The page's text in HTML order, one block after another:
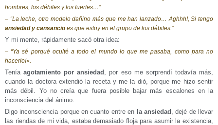
hombres, los débiles y los fuertes…”.
– “La leche, otro modelo dañino más que me han lanzado… Aghhh!, Si tengo
ansiedad y cansancio es que estoy en el grupo de los débiles.”
Y mi mente, rápidamente sacó otra idea:
– “Ya sé porqué oculté a todo el mundo lo que me pasaba, como para no
hacerlo!».
Teníaagotamiento por ansiedad , por eso me sorprendí todavía más,
cuando la doctora extendió la receta y me la dió, porque me hizo sentir
más débil. Yo no creía que fuera posible bajar más escalones en la
inconsciencia del ánimo.
Digo inconsciencia porque en cuanto entre en la ansiedad , dejé de llevar
las riendas de mi vida, estaba demasiado floja para asumir la existencia,